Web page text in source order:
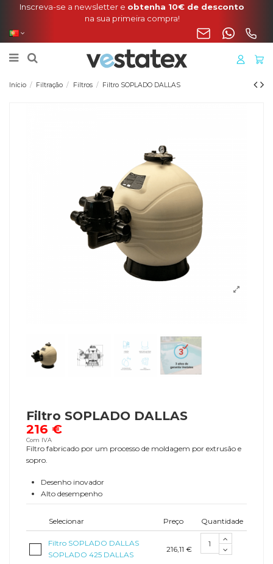
Portes incluídos na sua encomenda de manta, cobertura
o liner para a Península
Início Filtração Filtros Filtro SOPLADO DALLAS
Filtro SOPLADO DALLAS
216 €
Com IVA
Filtro fabricado por um processo de moldagem por extrusão e
sopro.
Desenho inovador
Alto desempenho
Selecionar Preço Quantidade
Filtro SOPLADO DALLAS
SOPLADO 425 DALLAS
216,11 €